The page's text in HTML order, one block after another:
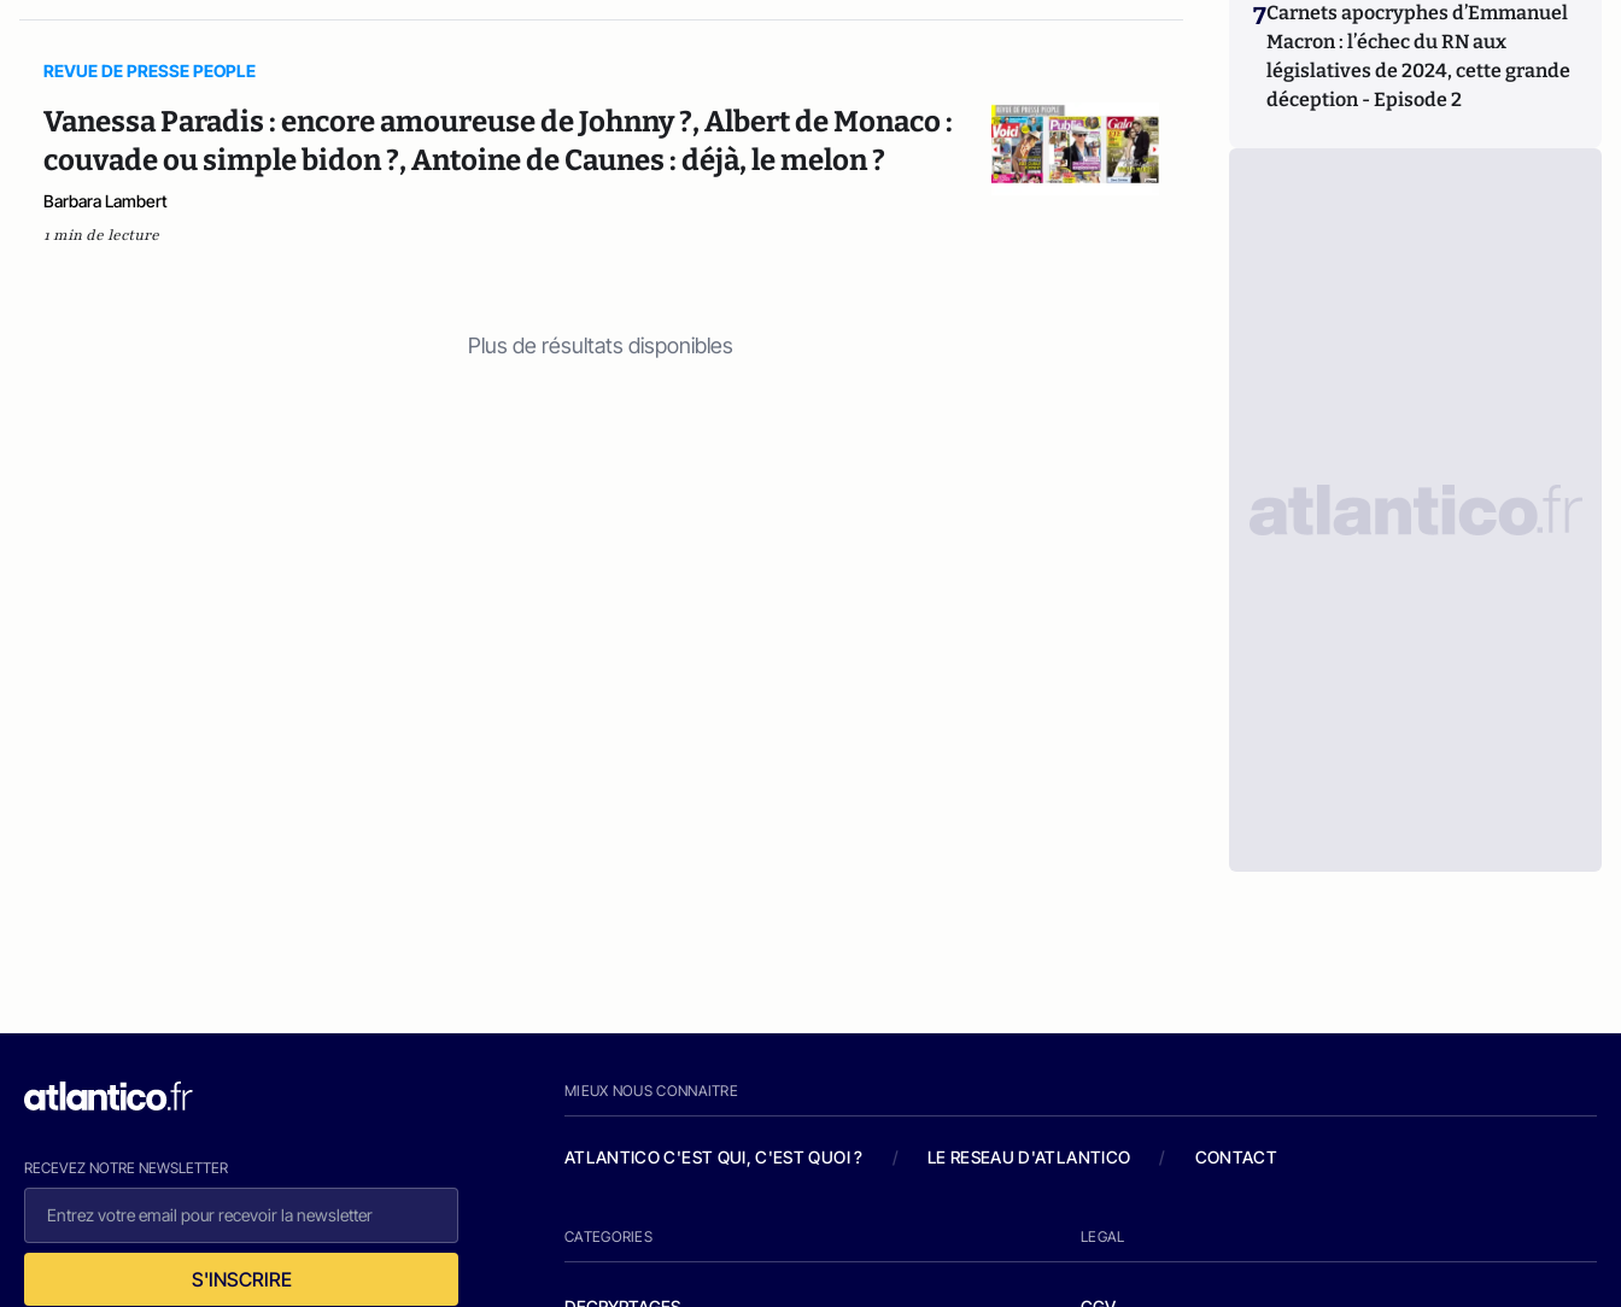
REVUE DE PRESSE PEOPLE
Vanessa Paradis : encore amoureuse de Johnny ?, Albert de Monaco :
couvade ou simple bidon ?, Antoine de Caunes : déjà, le melon ?
Barbara Lambert
1 min de lecture
Plus de résultats disponibles
7Carnets apocryphes d’Emmanuel
Macron : l’échec du RN aux
législatives de 2024, cette grande
déception - Episode 2
RECEVEZ NOTRE NEWSLETTER
S'INSCRIRE
MIEUX NOUS CONNAITRE
ATLANTICO C'EST QUI, C'EST QUOI ? / LE RESEAU D'ATLANTICO / CONTACT
CATEGORIES LEGAL